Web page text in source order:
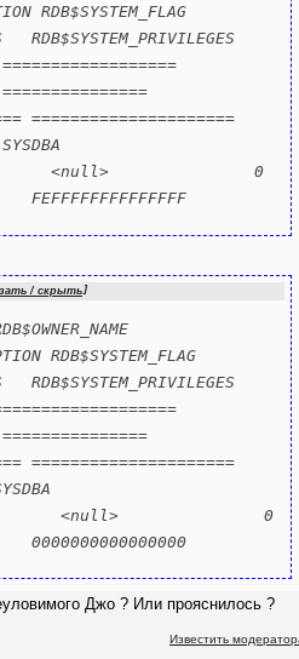
RDB$SYSTEM_FLAG
RDB$SYSTEM_PRIVILEGES
=====================
0
/ скрыть]
RDB$SYSTEM_FLAG
RDB$SYSTEM_PRIVILEGES
=====================
0
Джо ? Или прояснилось ?
Известить